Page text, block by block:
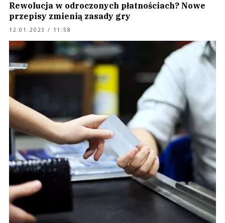
Rewolucja w odroczonych płatnościach? Nowe
przepisy zmienią zasady gry
12.01.2023 / 11:58